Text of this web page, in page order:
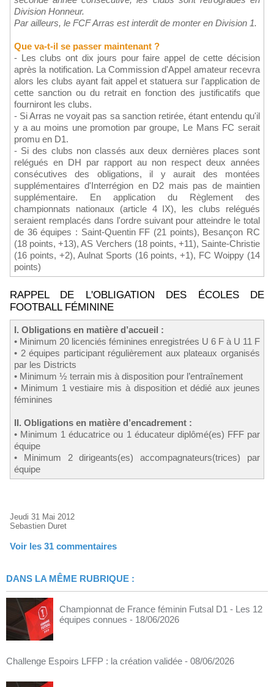
Division Honneur.
Par ailleurs, le FCF Arras est interdit de monter en Division 1.
Que va-t-il se passer maintenant ?
- Les clubs ont dix jours pour faire appel de cette décision
après la notification. La Commission d'Appel amateur recevra
alors les clubs ayant fait appel et statuera sur l'application de
cette sanction ou du retrait en fonction des justificatifs que
fourniront les clubs.
- Si Arras ne voyait pas sa sanction retirée, étant entendu qu'il
y a au moins une promotion par groupe, Le Mans FC serait
promu en D1.
- Si des clubs non classés aux deux dernières places sont
relégués en DH par rapport au non respect deux années
consécutives des obligations, il y aurait des montées
supplémentaires d'Interrégion en D2 mais pas de maintien
supplémentaire. En application du Règlement des
championnats nationaux (article 4 IX), les clubs relégués
seraient remplacés dans l'ordre suivant pour atteindre le total
de 36 équipes : Saint-Quentin FF (21 points), Besançon RC
(18 points, +13), AS Verchers (18 points, +11), Sainte-Christie
(16 points, +2), Aulnat Sports (16 points, +1), FC Woippy (14
points)
RAPPEL DE L'OBLIGATION DES ÉCOLES DE
FOOTBALL FÉMININE
I. Obligations en matière d’accueil :
• Minimum 20 licenciés féminines enregistrées U 6 F à U 11 F
• 2 équipes participant régulièrement aux plateaux organisés
par les Districts
• Minimum ½ terrain mis à disposition pour l’entraînement
• Minimum 1 vestiaire mis à disposition et dédié aux jeunes
féminines
II. Obligations en matière d’encadrement :
• Minimum 1 éducatrice ou 1 éducateur diplômé(es) FFF par
équipe
• Minimum 2 dirigeants(es) accompagnateurs(trices) par
équipe
Jeudi 31 Mai 2012
Sebastien Duret
Voir les 31 commentaires
DANS LA MÊME RUBRIQUE :
Championnat de France féminin Futsal D1 - Les 12
équipes connues - 18/06/2026
Challenge Espoirs LFFP : la création validée - 08/06/2026